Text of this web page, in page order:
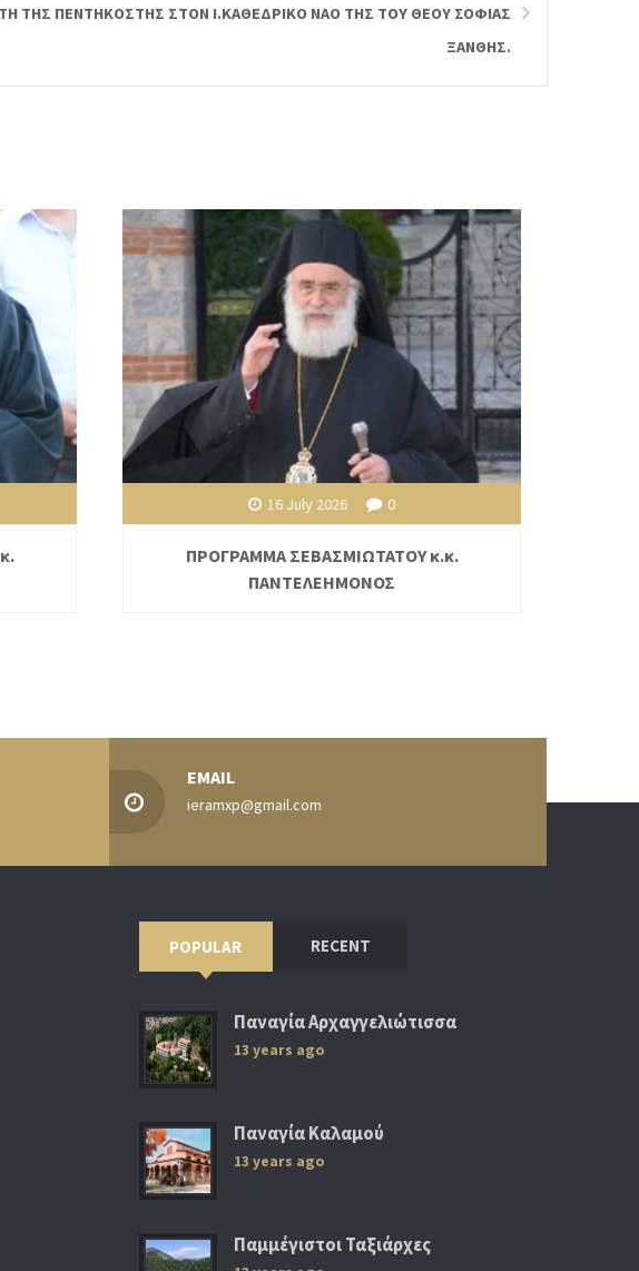
ΤΗΣ ΠΕΝΤΗΚΟΣΤΗΣ ΣΤΟΝ Ι.ΚΑΘΕΔΡΙΚΟ ΝΑΟ ΤΗΣ ΤΟΥ ΘΕΟΥ ΣΟΦΙΑΣ
ΞΑΝΘΗΣ.
16 July 2026 0
ΠΡΟΓΡΑΜΜΑ ΣΕΒΑΣΜΙΩΤΑΤΟΥ κ.κ.
ΠΑΝΤΕΛΕΗΜΟΝΟΣ
EMAIL
ieramxp@gmail.com
POPULAR RECENT
Παναγία Αρχαγγελιώτισσα
13 years ago
Παναγία Καλαμού
13 years ago
Παμμέγιστοι Ταξιάρχες